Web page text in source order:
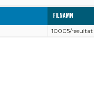
Filnamn
10005/resultat